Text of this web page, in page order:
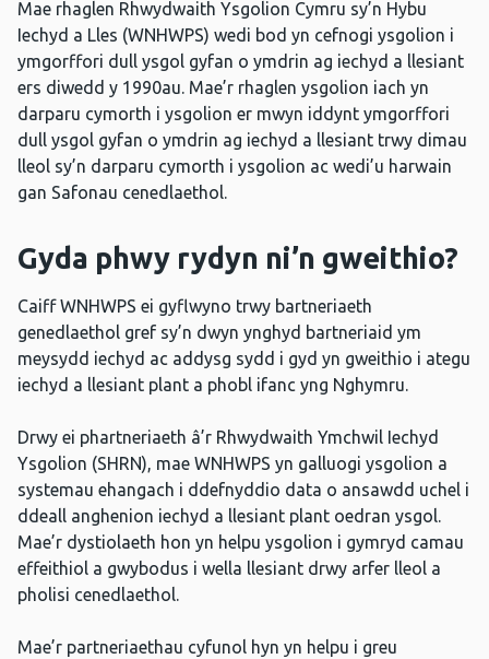
Mae rhaglen Rhwydwaith Ysgolion Cymru sy’n Hybu
Iechyd a Lles (WNHWPS) wedi bod yn cefnogi ysgolion i
ymgorffori dull ysgol gyfan o ymdrin ag iechyd a llesiant
ers diwedd y 1990au. Mae’r rhaglen ysgolion iach yn
darparu cymorth i ysgolion er mwyn iddynt ymgorffori
dull ysgol gyfan o ymdrin ag iechyd a llesiant trwy dimau
lleol sy’n darparu cymorth i ysgolion ac wedi’u harwain
gan Safonau cenedlaethol.
Gyda phwy rydyn ni’n gweithio?
Caiff WNHWPS ei gyflwyno trwy bartneriaeth
genedlaethol gref sy’n dwyn ynghyd bartneriaid ym
meysydd iechyd ac addysg sydd i gyd yn gweithio i ategu
iechyd a llesiant plant a phobl ifanc yng Nghymru.
Drwy ei phartneriaeth â’r Rhwydwaith Ymchwil Iechyd
Ysgolion (SHRN), mae WNHWPS yn galluogi ysgolion a
systemau ehangach i ddefnyddio data o ansawdd uchel i
ddeall anghenion iechyd a llesiant plant oedran ysgol.
Mae’r dystiolaeth hon yn helpu ysgolion i gymryd camau
effeithiol a gwybodus i wella llesiant drwy arfer lleol a
pholisi cenedlaethol.
Mae’r partneriaethau cyfunol hyn yn helpu i greu